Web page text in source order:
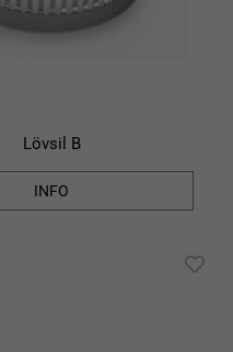
Lövsil B
INFO